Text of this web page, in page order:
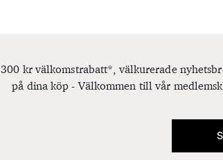
300 kr välkomstrabatt*, välkurerade
på dina köp - Välkommen till vår